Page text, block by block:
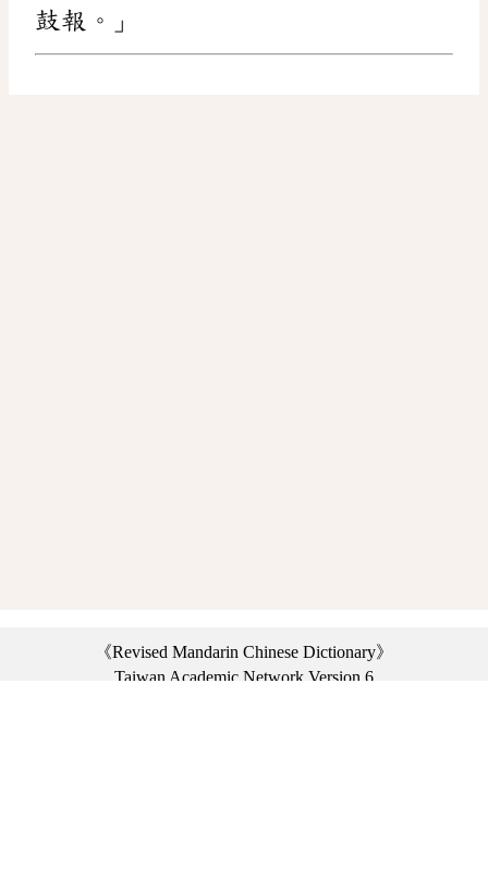
鼓報。」
《Revised Mandarin Chinese Dictionary》
Taiwan Academic Network Version 6